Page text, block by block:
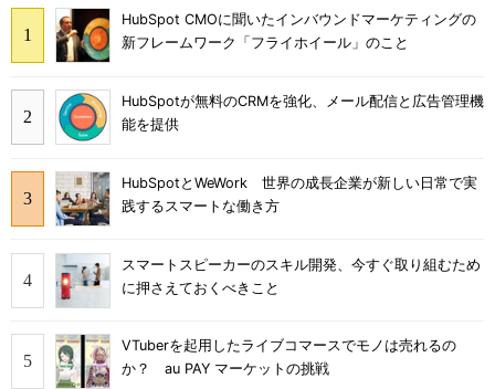
HubSpot CMOに聞いたインバウンドマーケティングの
新フレームワーク「フライホイール」のこと
HubSpotが無料のCRMを強化、メール配信と広告管理機
能を提供
HubSpotとWeWork 世界の成長企業が新しい日常で実
践するスマートな働き方
スマートスピーカーのスキル開発、今すぐ取り組むため
に押さえておくべきこと
VTuberを起用したライブコマースでモノは売れるの
か？ au PAY マーケットの挑戦